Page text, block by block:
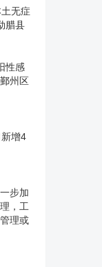
无症
腊县
性感
州区
增4
步加
，工
理或